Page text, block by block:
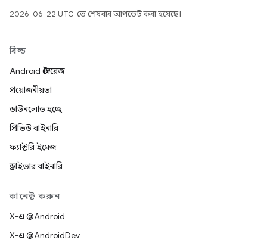
2026-06-22 UTC-তে শেষবার আপডেট করা হয়েছে।
বিল্ড
Android স্টোরেজ
প্রয়োজনীয়তা
ডাউনলোড হচ্ছে
প্রিভিউ বাইনারি
ফ্যাক্টরি ইমেজ
ড্রাইভার বাইনারি
কানেক্ট করুন
X-এ @Android
X-এ @AndroidDev